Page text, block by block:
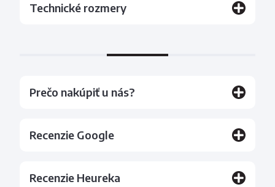
Technické rozmery
Prečo nakúpiť u nás?
Recenzie Google
Recenzie Heureka